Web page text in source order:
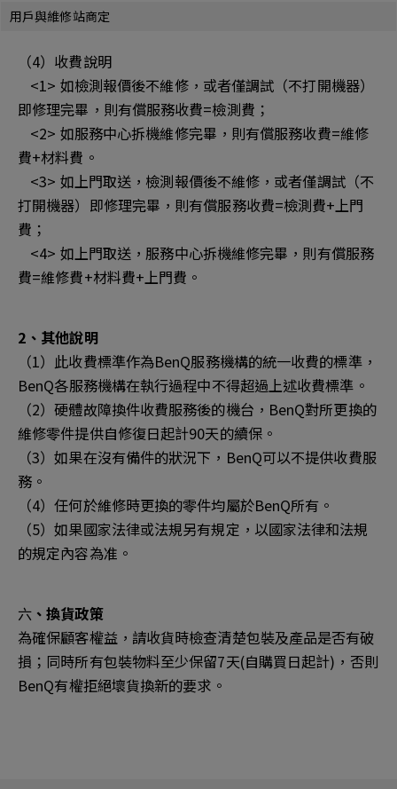
用戶與維修站商定
（4）收費說明
<1> 如檢測報價後不維修，或者僅調試（不打開機器）
即修理完畢，則有償服務收費=檢測費；
<2> 如服務中心拆機維修完畢，則有償服務收費=維修
費+材料費。
<3> 如上門取送，檢測報價後不維修，或者僅調試（不
打開機器）即修理完畢，則有償服務收費=檢測費+上門
費；
<4> 如上門取送，服務中心拆機維修完畢，則有償服務
費=維修費+材料費+上門費。
2、其他說明
（1）此收費標準作為BenQ服務機構的統一收費的標準，
BenQ各服務機構在執行過程中不得超過上述收費標準。
（2）硬體故障換件收費服務後的機台，BenQ對所更換的
維修零件提供自修復日起計90天的續保。
（3）如果在沒有備件的狀況下，BenQ可以不提供收費服
務。
（4）任何於維修時更換的零件均屬於BenQ所有。
（5）如果國家法律或法規另有規定，以國家法律和法規
的規定內容為准。
六 、換貨政策
為確保顧客權益，請收貨時檢查清楚包裝及產品是否有破
損；同時所有包裝物料至少保留7天(自購買日起計)，否則
BenQ有權拒絕壞貨換新的要求。